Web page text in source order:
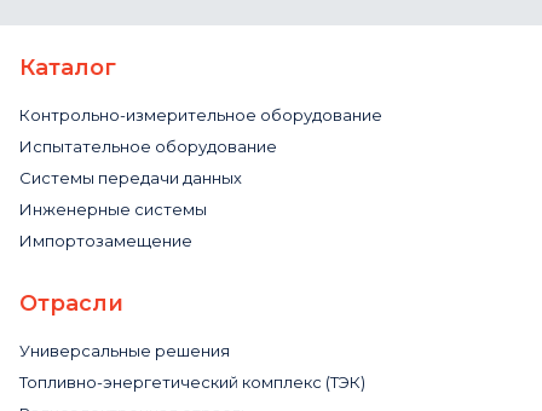
Каталог
Контрольно-измерительное оборудование
Испытательное оборудование
Системы передачи данных
Инженерные системы
Импортозамещение
Отрасли
Универсальные решения
Топливно-энергетический комплекс (ТЭК)